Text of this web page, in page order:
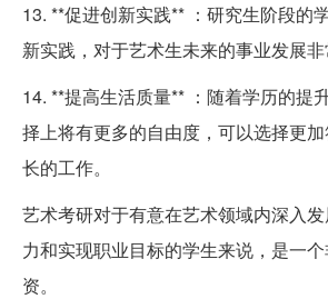
13. **促进创新实践** ：研究生阶段的
新实践，对于艺术生未来的事业发展非
14. **提高生活质量** ：随着学历的提
择上将有更多的自由度，可以选择更
长的工作。
艺术考研对于有意在艺术领域内深入
力和实现职业目标的学生来说，是一
资。